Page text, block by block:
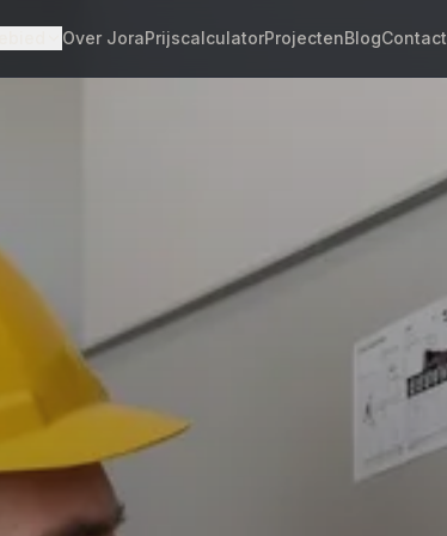
Over JoraPrijscalculatorProjectenBlogContact